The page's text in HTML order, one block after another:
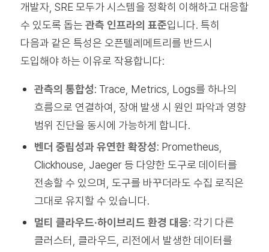
개발자, SRE 모두가 시스템을 정확히 이해하고 대응할
수 있도록 돕는 관측 인프라의 표준입니다. 특히
다음과 같은 특성은 오픈텔레메트리를 반드시
도입해야 하는 이유로 작용합니다:
관측의 통합성: Trace, Metrics, Logs를 하나의
흐름으로 연결하여, 장애 발생 시 원인 파악과 영향
범위 진단을 동시에 가능하게 합니다.
벤더 중립성과 유연한 확장성: Prometheus,
Clickhouse, Jaeger 등 다양한 도구로 데이터를
전송할 수 있으며, 도구를 바꾸더라도 수집 로직은
그대로 유지할 수 있습니다.
멀티 클라우드·하이브리드 환경 대응: 각기 다른
클러스터, 클라우드, 리전에서 발생한 데이터를